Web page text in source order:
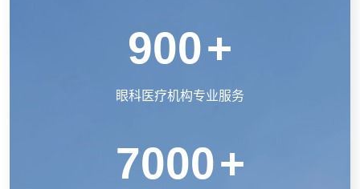
900+
眼科医疗机构专业服务
7000+